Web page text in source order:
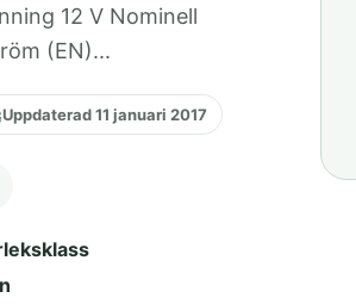
12 V Nominell
(EN)...
Uppdaterad 11 januari 2017